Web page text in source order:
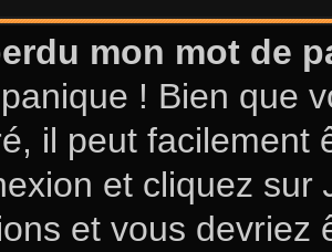
mon mot de
! Bien que
il peut facilement
et cliquez sur
et vous devriez